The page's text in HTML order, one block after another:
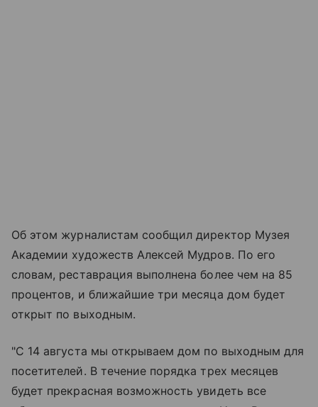
Об этом журналистам сообщил директор Музея
Академии художеств Алексей Мудров. По его
словам, реставрация выполнена более чем на 85
процентов, и ближайшие три месяца дом будет
открыт по выходным.
"С 14 августа мы открываем дом по выходным для
посетителей. В течение порядка трех месяцев
будет прекрасная возможность увидеть все